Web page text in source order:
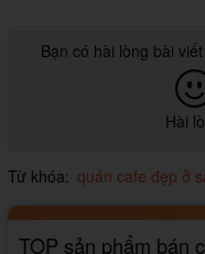
Bạn có hài lòng bài
Hài
Từ khóa: quán cafe đẹp ở
TOP sản phẩm bán